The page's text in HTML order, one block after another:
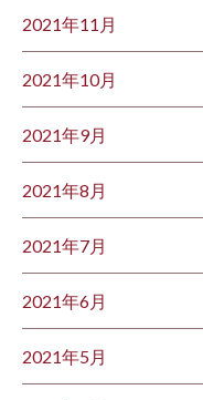
2021年11月
2021年10月
2021年9月
2021年8月
2021年7月
2021年6月
2021年5月